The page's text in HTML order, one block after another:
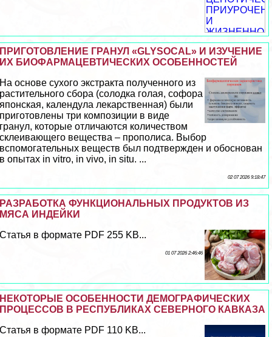
ПРИГОТОВЛЕНИЕ ГРАНУЛ «GLYSOCAL» И ИЗУЧЕНИЕ
ИХ БИОФАРМАЦЕВТИЧЕСКИХ ОСОБЕННОСТЕЙ
На основе сухого экстpaкта полученного из
растительного сбора (солодка гoлая, софора
японская, календула лекарственная) были
приготовлены три композиции в виде
гранул, которые отличаются количеством
склеивающего вещества – прополиса. Выбор
вспомогательных веществ был подтвержден и обоснован
в опытах in vitro, in vivo, in situ. ...
02 07 2026 9:18:47
РАЗРАБОТКА ФУНКЦИОНАЛЬНЫХ ПРОДУКТОВ ИЗ
МЯСА ИНДЕЙКИ
Статья в формате PDF 255 KB...
01 07 2026 2:46:46
НЕКОТОРЫЕ ОСОБЕННОСТИ ДЕМОГРАФИЧЕСКИХ
ПРОЦЕССОВ В РЕСПУБЛИКАХ СЕВЕРНОГО КАВКАЗА
Статья в формате PDF 110 KB...